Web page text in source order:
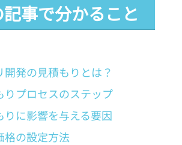
事で分かること
発の見積もりとは？
プロセスのステップ
に影響を与える要因
の設定方法